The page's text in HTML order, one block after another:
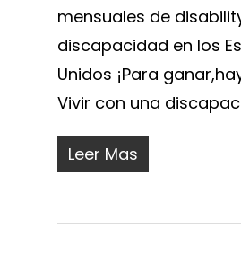
mensuales de
discapacidad en los
Unidos ¡Para
Vivir con una
Leer Mas